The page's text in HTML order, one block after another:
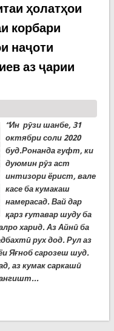
бори дигар ба
ҳолатҳои
корбари
наҷоти
аз ҷарии
“Ин рӯзи шанбе, 31
октябри соли 2020
буд.Ронанда гуфт, ки
дуюмин рӯз аст
интизори ёрист, вале
касе ба кумакаш
намерасад. Вай дар
қарз ғутавар шуду ба
харид. Аз Айнӣ ба
рух дод. Рул аз
Яғноб сарозеш шуд.
аз кумак саркашӣ
ангишт...
ҳолатҳои